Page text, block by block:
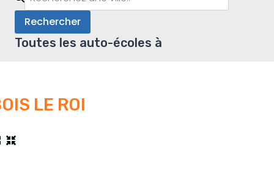
Rechercher
Toutes les auto-écoles à
LE ROI